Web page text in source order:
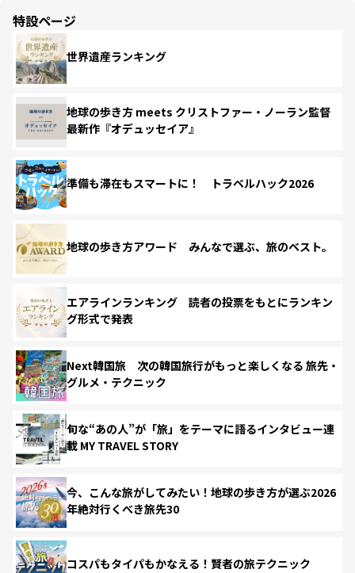
特設ページ
世界遺産ランキング
地球の歩き方 meets クリストファー・ノーラン監督
最新作『オデュッセイア』
準備も滞在もスマートに！ トラベルハック2026
地球の歩き方アワード みんなで選ぶ、旅のベスト。
エアラインランキング 読者の投票をもとにランキン
グ形式で発表
Next韓国旅 次の韓国旅行がもっと楽しくなる 旅先・
グルメ・テクニック
旬な“あの人”が「旅」をテーマに語るインタビュー連
載 MY TRAVEL STORY
今、こんな旅がしてみたい！地球の歩き方が選ぶ2026
年絶対行くべき旅先30
コスパもタイパもかなえる！賢者の旅テクニック